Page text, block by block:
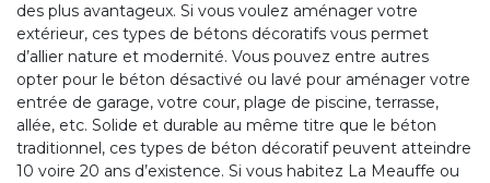
des plus avantageux. Si vous voulez aménager votre
extérieur, ces types de bétons décoratifs vous permet
d’allier nature et modernité. Vous pouvez entre autres
opter pour le béton désactivé ou lavé pour aménager votre
entrée de garage, votre cour, plage de piscine, terrasse,
allée, etc. Solide et durable au même titre que le béton
traditionnel, ces types de béton décoratif peuvent atteindre
10 voire 20 ans d’existence. Si vous habitez La Meauffe ou